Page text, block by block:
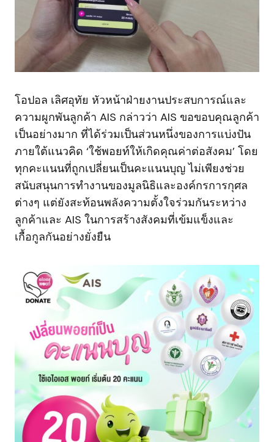
โอปอล เลิศอุทัย หัวหน้าฝ่ายงานประสบการณ์และ
ความผูกพันลูกค้า AIS กล่าวว่า AIS ขอขอบคุณลูกค้า
เป็นอย่างมาก ที่ได้ร่วมเป็นส่วนหนึ่งของการแบ่งปัน
ภายใต้แนวคิด ‘ใช้พอยท์ให้เกิดคุณค่าต่อสังคม’ โดย
ทุกคะแนนที่ถูกเปลี่ยนเป็นคะแนนบุญ ไม่เพียงช่วย
สนับสนุนการทำงานของมูลนิธิและองค์กรการกุศล
ต่างๆ แต่ยังสะท้อนพลังความตั้งใจร่วมกันระหว่าง
ลูกค้าและ AIS ในการสร้างสังคมที่เข้มแข็งและ
เกื้อกูลกันอย่างยั่งยืน